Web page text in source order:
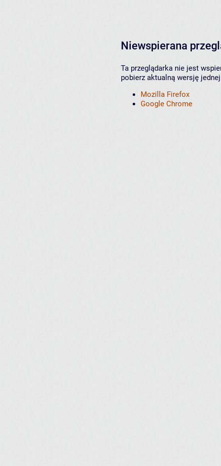
Niewspierana
Ta przeglądarka nie jest
pobierz aktualną wersję
Mozilla Firefox
Google Chrome